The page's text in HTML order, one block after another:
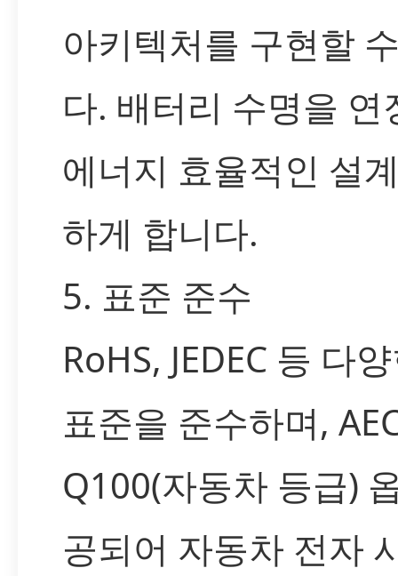
아키텍처를 구현할
다. 배터리 수명을 연
에너지 효율적인 설
하게 합니다.
5. 표준 준수
RoHS, JEDEC 등 다
표준을 준수하며,
Q100(자동차 등급)
공되어 자동차 전자